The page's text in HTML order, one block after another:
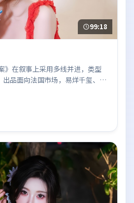
99:18
》在叙事上采用多线并进，类型
出品面向法国市场，易烊千玺、段
迪丽热巴所饰角色推动关键反转，